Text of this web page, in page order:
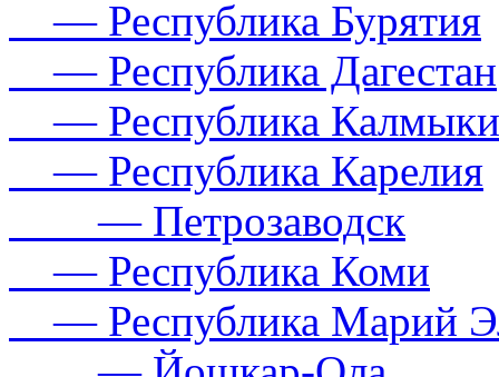
— Республика Бурятия
— Республика Дагестан
— Республика
— Республика Карелия
— Петрозаводск
— Республика Коми
— Республика Марий